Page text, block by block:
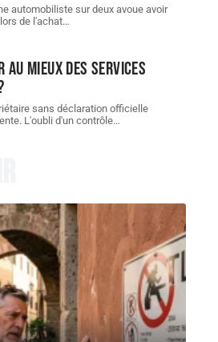
automobiliste sur deux avoue avoir
de l'achat…
mieux des services
sans déclaration officielle
L'oubli d'un contrôle…